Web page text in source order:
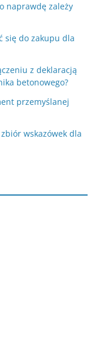
naprawdę zależy
się do zakupu dla
z deklaracją
betonowego?
przemyślanej
wskazówek dla